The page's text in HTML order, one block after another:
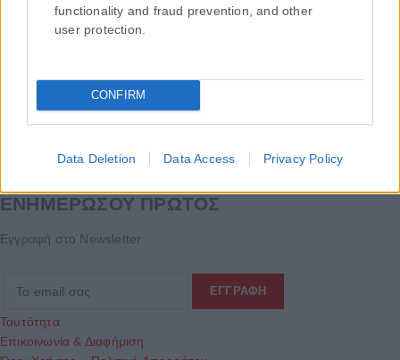
functionality and fraud prevention, and other
user protection.
CONFIRM
Data Deletion Data Access Privacy Policy
εφημερίδων
ΕΝΗΜΕΡΩΣΟΥ ΠΡΩΤΟΣ
Εγγραφή στο Newsletter
Ταυτότητα
Επικοινωνία & Διαφήμιση